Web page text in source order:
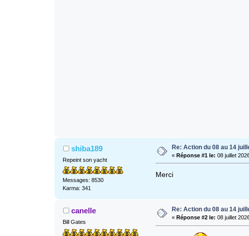
shiba189
Repeint son yacht
Messages: 8530
Karma: 341
Re: Action du 08 au 14
«Réponse #1 le: 08 juillet
Merci
canelle
Bill Gates
Re: Action du 08 au 14
« Réponse #2 le: 08 juillet